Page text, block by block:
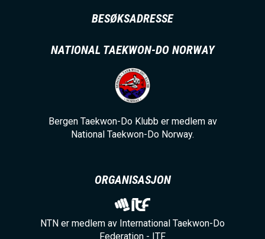
BESØKSADRESSE
NATIONAL TAEKWON-DO NORWAY
Bergen Taekwon-Do Klubb er medlem av
National Taekwon-Do Norway.
ORGANISASJON
NTN er medlem av International Taekwon-Do
Federation - ITF